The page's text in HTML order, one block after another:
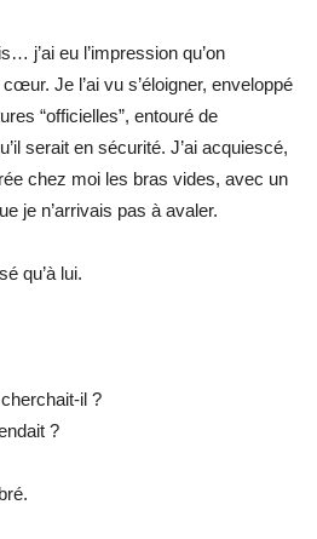
j’ai eu l’impression qu’on
Je l’ai vu s’éloigner, enveloppé
“officielles”, entouré de
serait en sécurité. J’ai acquiescé,
chez moi les bras vides, avec un
je n’arrivais pas à avaler.
qu’à lui.
il ?
?